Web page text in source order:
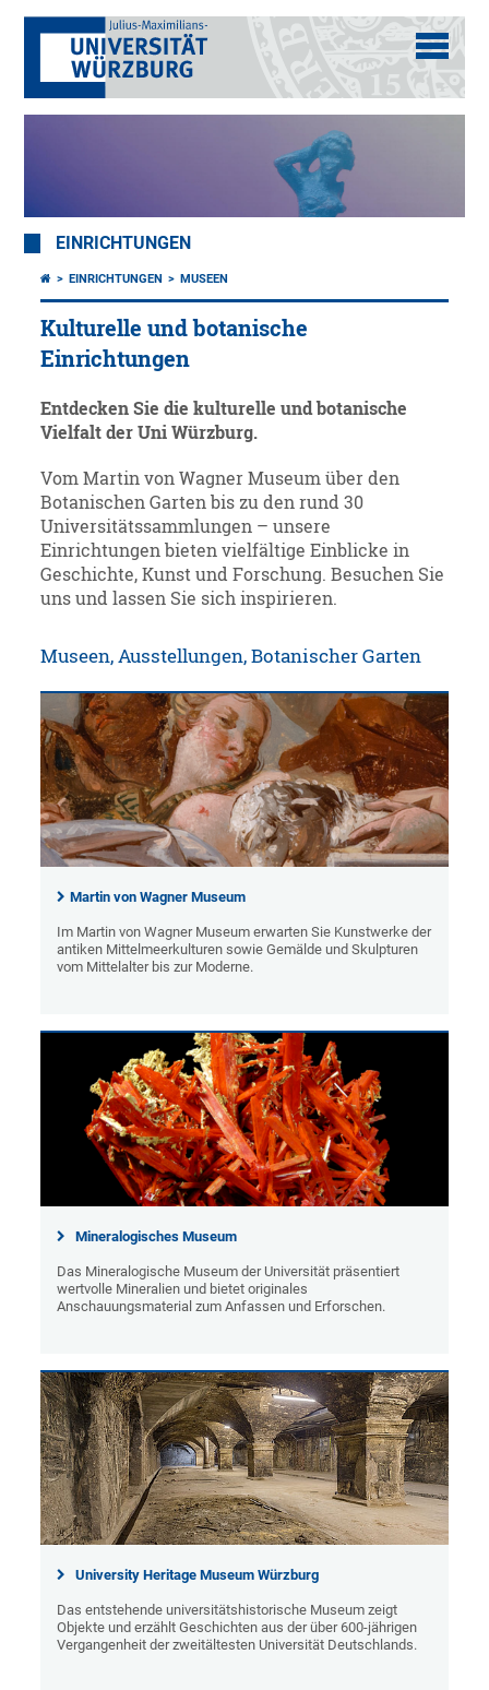
EINRICHTUNGEN
EINRICHTUNGEN MUSEEN
Kulturelle und botanische
Einrichtungen
Entdecken Sie die kulturelle und botanische
Vielfalt der Uni Würzburg.
Vom Martin von Wagner Museum über den
Botanischen Garten bis zu den rund 30
Universitätssammlungen – unsere
Einrichtungen bieten vielfältige Einblicke in
Geschichte, Kunst und Forschung. Besuchen Sie
uns und lassen Sie sich inspirieren.
Museen, Ausstellungen, Botanischer Garten
Martin von Wagner Museum
Im Martin von Wagner Museum erwarten Sie Kunstwerke der
antiken Mittelmeerkulturen sowie Gemälde und Skulpturen
vom Mittelalter bis zur Moderne.
Mineralogisches Museum
Das Mineralogische Museum der Universität präsentiert
wertvolle Mineralien und bietet originales
Anschauungsmaterial zum Anfassen und Erforschen.
University Heritage Museum Würzburg
Das entstehende universitätshistorische Museum zeigt
Objekte und erzählt Geschichten aus der über 600-jährigen
Vergangenheit der zweitältesten Universität Deutschlands.